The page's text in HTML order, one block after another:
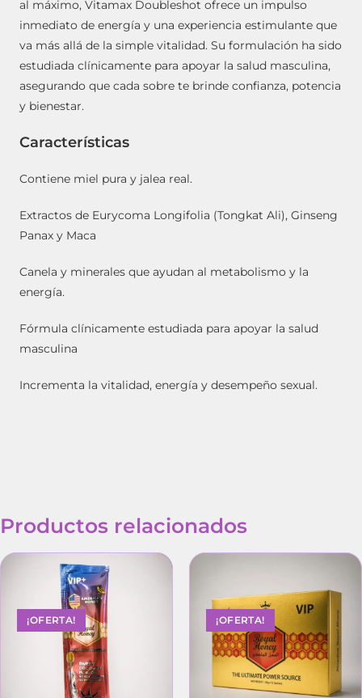
al máximo, Vitamax Doubleshot ofrece un impulso
inmediato de energía y una experiencia estimulante que
va más allá de la simple vitalidad. Su formulación ha sido
estudiada clínicamente para apoyar la salud masculina,
asegurando que cada sobre te brinde confianza, potencia
y bienestar.
Características
Contiene miel pura y jalea real.
Extractos de Eurycoma Longifolia (Tongkat Ali), Ginseng
Panax y Maca
Canela y minerales que ayudan al metabolismo y la
energía.
Fórmula clínicamente estudiada para apoyar la salud
masculina
Incrementa la vitalidad, energía y desempeño sexual.
Productos relacionados
¡OFERTA! ¡OFERTA!